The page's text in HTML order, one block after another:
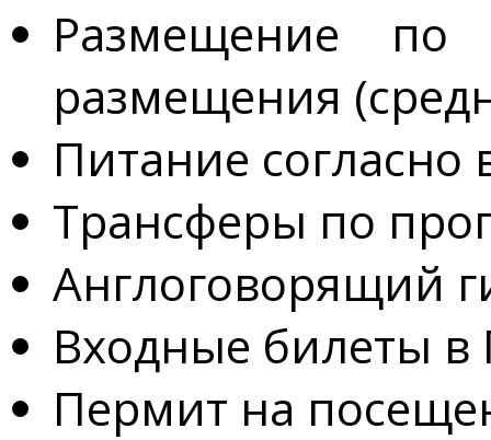
Размещение
размещения
Питание
Трансферы по
Англоговорящий
Входные билеты
Пермит на